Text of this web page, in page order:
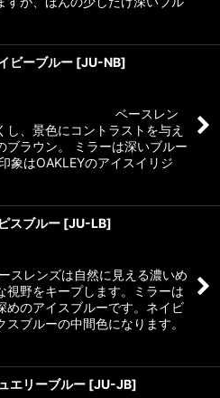
ビーブルー [JU-NB]
ルー ベースレン
し、景色にコントラストを与え
ブラウン。 ミラーは深いブルー
象はOAKLEYのアイスイリジ
スブルー [JU-LB]
スレンズは自然に見える濃いめ
視野をキープします。ミラーは
めのアイスブルーです。ネイビ
スブルーの中間色になります。
エリーブルー [JU-JB]